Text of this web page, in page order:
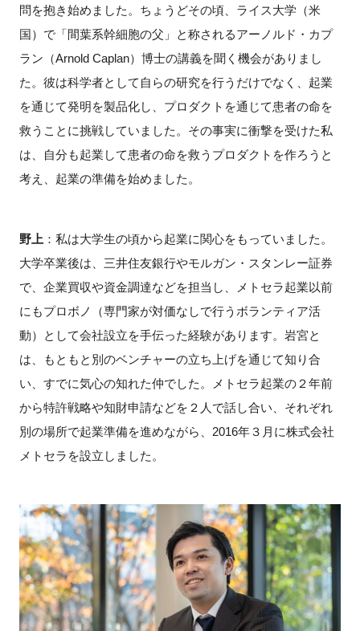
問を抱き始めました。ちょうどその頃、ライス大学（米
国）で「間葉系幹細胞の父」と称されるアーノルド・カプ
ラン（Arnold Caplan）博士の講義を聞く機会がありまし
た。彼は科学者として自らの研究を行うだけでなく、起業
を通じて発明を製品化し、プロダクトを通じて患者の命を
救うことに挑戦していました。その事実に衝撃を受けた私
は、自分も起業して患者の命を救うプロダクトを作ろうと
考え、起業の準備を始めました。
野上 ：私は大学生の頃から起業に関心をもっていました。
大学卒業後は、三井住友銀行やモルガン・スタンレー証券
で、企業買収や資金調達などを担当し、メトセラ起業以前
にもプロボノ（専門家が対価なしで行うボランティア活
動）として会社設立を手伝った経験があります。岩宮と
は、もともと別のベンチャーの立ち上げを通じて知り合
い、すでに気心の知れた仲でした。メトセラ起業の２年前
から特許戦略や知財申請などを２人で話し合い、それぞれ
別の場所で起業準備を進めながら、 2016年３月に株式会社
メトセラを設立しました。